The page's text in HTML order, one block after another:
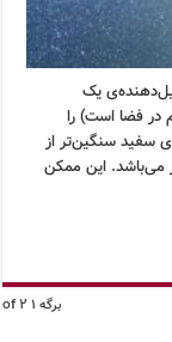
یک
در فضا است) را
سفید سنگین‌تر از
می‌باشد. این ممکن
برگه 1 of 2